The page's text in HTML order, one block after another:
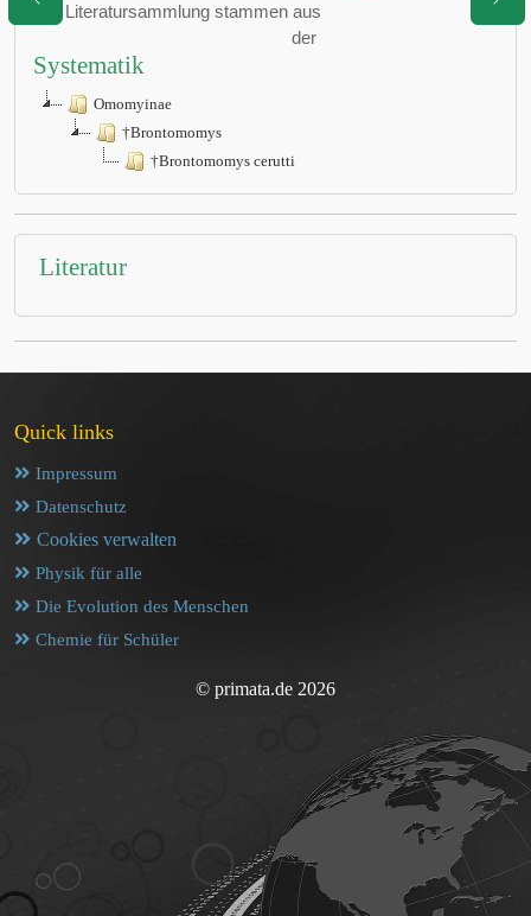
Literatursammlung stammen aus
der
Systematik
Omomyinae
†Brontomomys
†Brontomomys cerutti
Literatur
Quick links
Impressum
Datenschutz
Cookies verwalten
Physik für alle
Die Evolution des Menschen
Chemie für Schüler
© primata.de 2026